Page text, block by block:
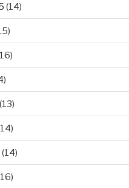
(14)
(13)
(14)